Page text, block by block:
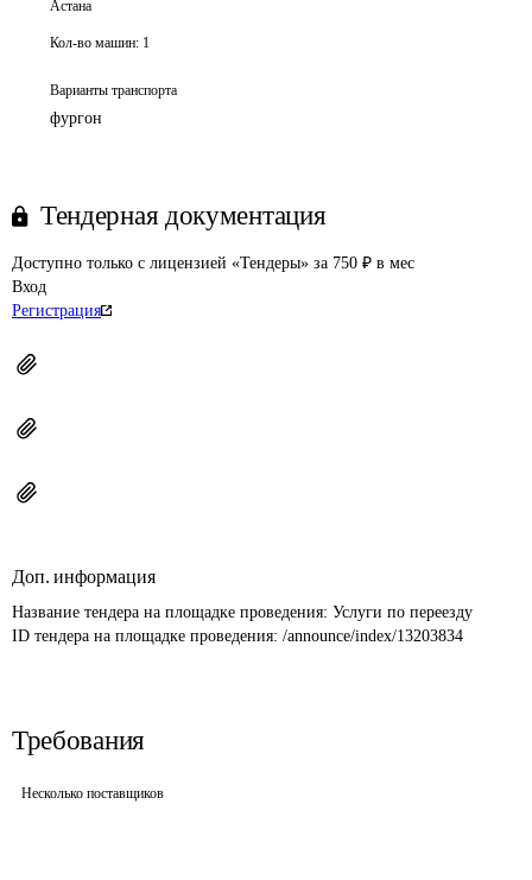
Астана
Кол-во машин: 1
Варианты транспорта
фургон
Тендерная документация
Доступно только с лицензией «Тендеры» за 750 ₽ в мес
Вход
Регистрация
Доп. информация
Название тендера на площадке проведения: Услуги по переезду
ID тендера на площадке проведения: /announce/index/13203834
Требования
Несколько поставщиков